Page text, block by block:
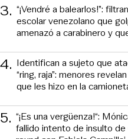
3. “¡Vendré a balearlos!”:
escolar venezolano que
amenazó a carabinero y
4. Identifican a sujeto que
“ring, raja”: menores
que les hizo en la
5. “¡Es una vergüenza!“:
fallido intento de insulto de